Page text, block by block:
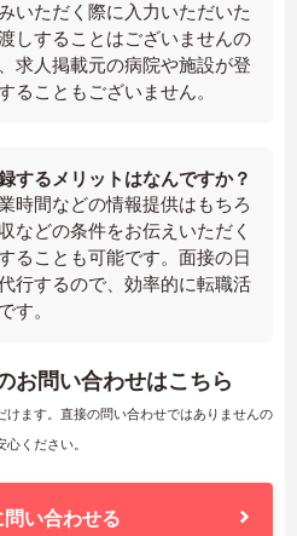
いただく際に入力いただいた
しすることはございませんの
求人掲載元の病院や施設が登
ることもございません。
するメリットはなんですか？
時間などの情報提供はもちろ
などの条件をお伝えいただく
ることも可能です。面接の日
行するので、効率的に転職活
す。
お問い合わせはこちら
ます。直接の問い合わせではありませんの
心ください。
問い合わせる